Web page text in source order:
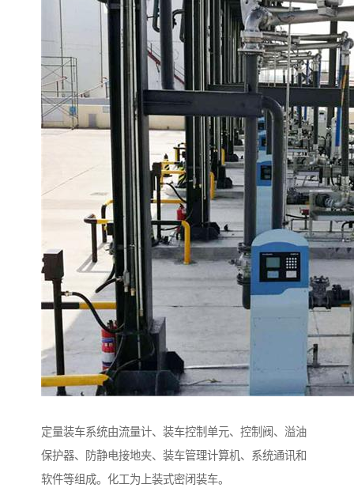
定量装车系统由流量计、装车控制单元、控制阀、溢油
保护器、防静电接地夹、装车管理计算机、系统通讯和
软件等组成。化工为上装式密闭装车。